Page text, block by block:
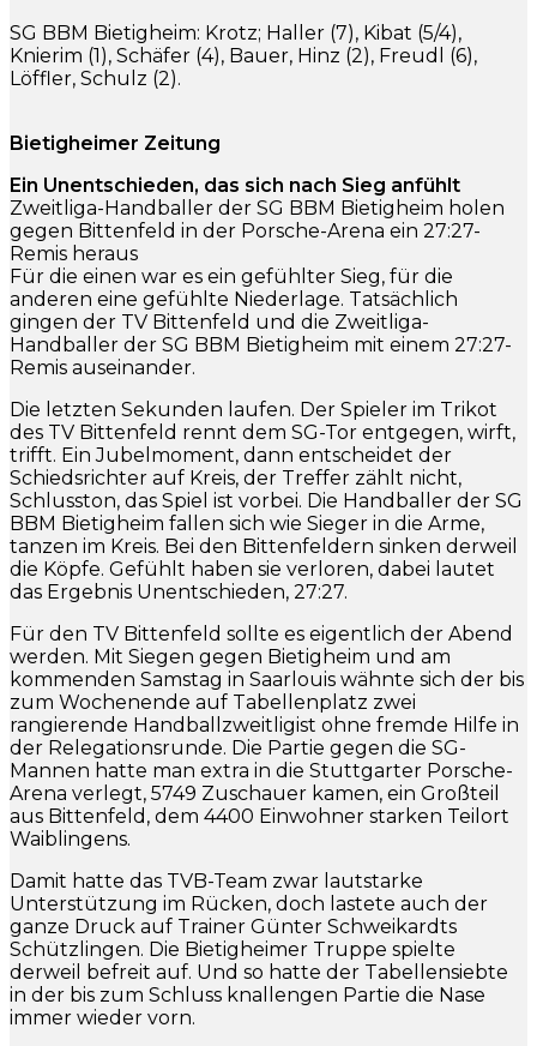
SG BBM Bietigheim: Krotz; Haller (7), Kibat (5/4),
Knierim (1), Schäfer (4), Bauer, Hinz (2), Freudl (6),
Löffler, Schulz (2).
Bietigheimer Zeitung
Ein Unentschieden, das sich nach Sieg anfühlt
Zweitliga-Handballer der SG BBM Bietigheim holen
gegen Bittenfeld in der Porsche-Arena ein 27:27-
Remis heraus
Für die einen war es ein gefühlter Sieg, für die
anderen eine gefühlte Niederlage. Tatsächlich
gingen der TV Bittenfeld und die Zweitliga-
Handballer der SG BBM Bietigheim mit einem 27:27-
Remis auseinander.
Die letzten Sekunden laufen. Der Spieler im Trikot
des TV Bittenfeld rennt dem SG-Tor entgegen, wirft,
trifft. Ein Jubelmoment, dann entscheidet der
Schiedsrichter auf Kreis, der Treffer zählt nicht,
Schlusston, das Spiel ist vorbei. Die Handballer der SG
BBM Bietigheim fallen sich wie Sieger in die Arme,
tanzen im Kreis. Bei den Bittenfeldern sinken derweil
die Köpfe. Gefühlt haben sie verloren, dabei lautet
das Ergebnis Unentschieden, 27:27.
Für den TV Bittenfeld sollte es eigentlich der Abend
werden. Mit Siegen gegen Bietigheim und am
kommenden Samstag in Saarlouis wähnte sich der bis
zum Wochenende auf Tabellenplatz zwei
rangierende Handballzweitligist ohne fremde Hilfe in
der Relegationsrunde. Die Partie gegen die SG-
Mannen hatte man extra in die Stuttgarter Porsche-
Arena verlegt, 5749 Zuschauer kamen, ein Großteil
aus Bittenfeld, dem 4400 Einwohner starken Teilort
Waiblingens.
Damit hatte das TVB-Team zwar lautstarke
Unterstützung im Rücken, doch lastete auch der
ganze Druck auf Trainer Günter Schweikardts
Schützlingen. Die Bietigheimer Truppe spielte
derweil befreit auf. Und so hatte der Tabellensiebte
in der bis zum Schluss knallengen Partie die Nase
immer wieder vorn.